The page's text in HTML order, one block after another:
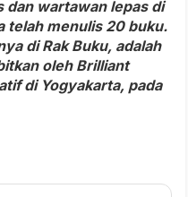
dan wartawan lepas di
telah menulis 20 buku.
di Rak Buku, adalah
oleh Brilliant
di Yogyakarta, pada